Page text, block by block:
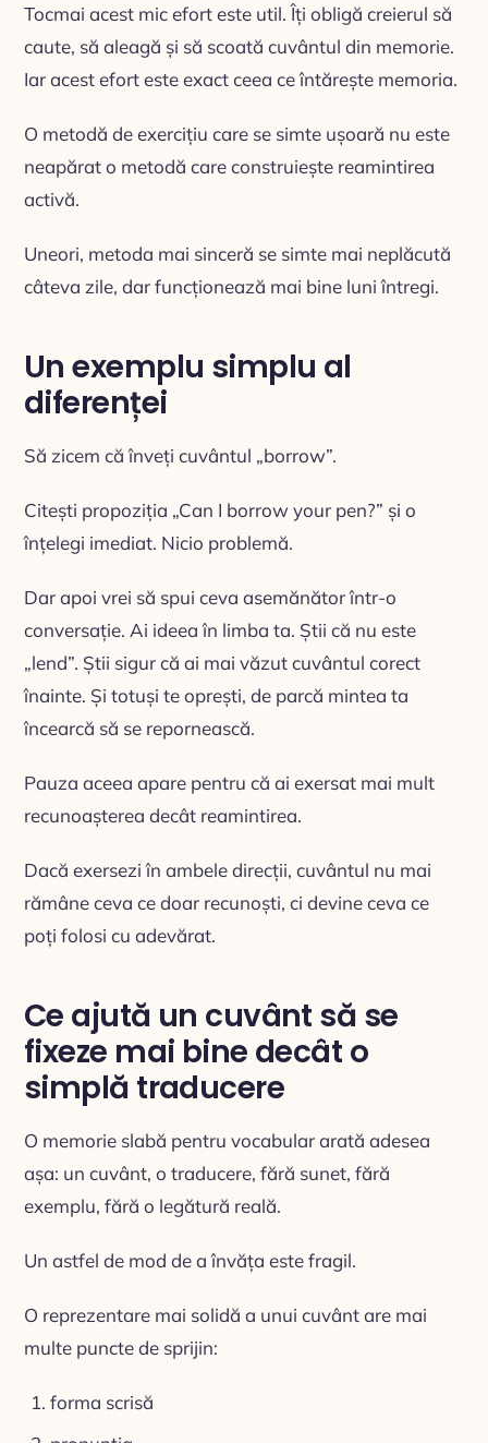
Tocmai acest mic efort este util. Îți obligă creierul să
caute, să aleagă și să scoată cuvântul din memorie.
Iar acest efort este exact ceea ce întărește memoria.
O metodă de exercițiu care se simte ușoară nu este
neapărat o metodă care construiește reamintirea
activă.
Uneori, metoda mai sinceră se simte mai neplăcută
câteva zile, dar funcționează mai bine luni întregi.
Un exemplu simplu al
diferenței
Să zicem că înveți cuvântul „borrow”.
Citești propoziția „Can I borrow your pen?” și o
înțelegi imediat. Nicio problemă.
Dar apoi vrei să spui ceva asemănător într-o
conversație. Ai ideea în limba ta. Știi că nu este
„lend”. Știi sigur că ai mai văzut cuvântul corect
înainte. Și totuși te oprești, de parcă mintea ta
încearcă să se repornească.
Pauza aceea apare pentru că ai exersat mai mult
recunoașterea decât reamintirea.
Dacă exersezi în ambele direcții, cuvântul nu mai
rămâne ceva ce doar recunoști, ci devine ceva ce
poți folosi cu adevărat.
Ce ajută un cuvânt să se
fixeze mai bine decât o
simplă traducere
O memorie slabă pentru vocabular arată adesea
așa: un cuvânt, o traducere, fără sunet, fără
exemplu, fără o legătură reală.
Un astfel de mod de a învăța este fragil.
O reprezentare mai solidă a unui cuvânt are mai
multe puncte de sprijin:
forma scrisă